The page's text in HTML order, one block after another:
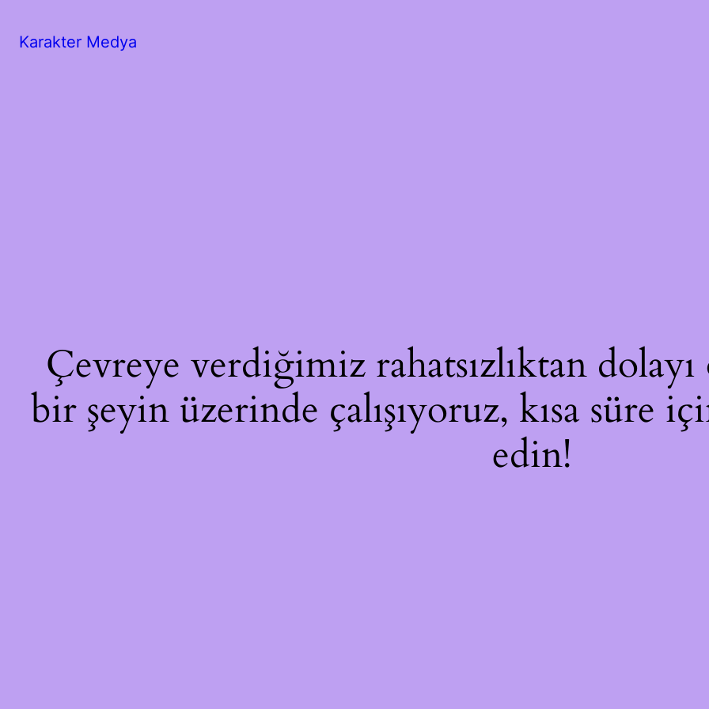
Karakter Medya
Çevreye verdiğimiz rahatsızlıktan
bir şeyin üzerinde çalışıyoruz, kısa süre
edin!